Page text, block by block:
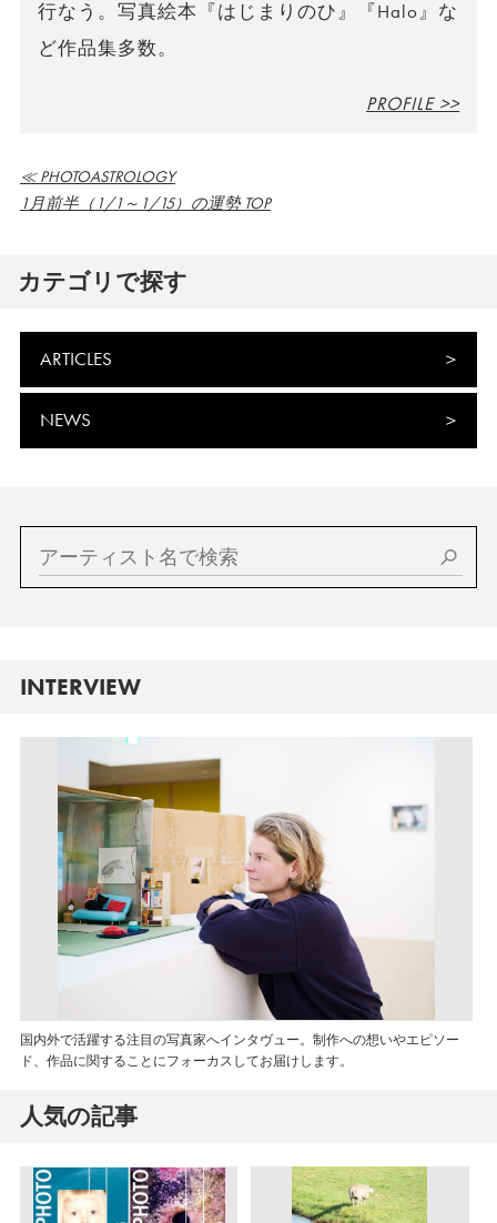
行なう。写真絵本『はじまりのひ』『Halo』な
ど作品集多数。
PROFILE >>
≪ PHOTOASTROLOGY
1月前半（1/1～1/15）の運勢 TOP
カテゴリで探す
ARTICLES
NEWS
INTERVIEW
国内外で活躍する注目の写真家へインタヴュー。制作への想いやエピソー
ド、作品に関することにフォーカスしてお届けします。
人気の記事